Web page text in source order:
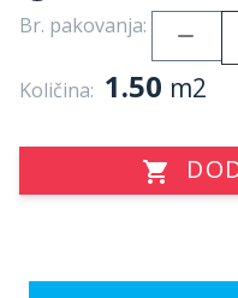
Br. pakovanja:
Količina: 1.50 m2